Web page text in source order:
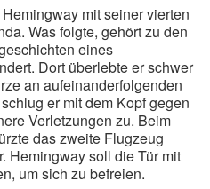
mit seiner vierten
Was folgte, gehört zu den
eines
Dort überlebte er schwer
an aufeinanderfolgenden
er mit dem Kopf gegen
Verletzungen zu. Beim
das zweite Flugzeug
Hemingway soll die Tür mit
um sich zu befreien.